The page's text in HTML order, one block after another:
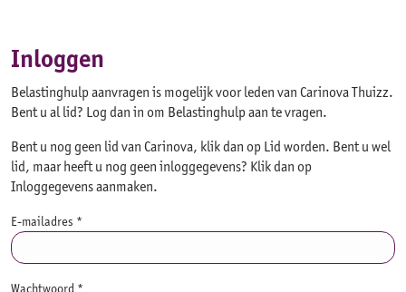
Inloggen
Belastinghulp aanvragen is mogelijk voor leden van Carinova Thuizz.
Bent u al lid? Log dan in om Belastinghulp aan te vragen.
Bent u nog geen lid van Carinova, klik dan op Lid worden. Bent u wel
lid, maar heeft u nog geen inloggegevens? Klik dan op
Inloggegevens aanmaken.
E-mailadres *
Wachtwoord *